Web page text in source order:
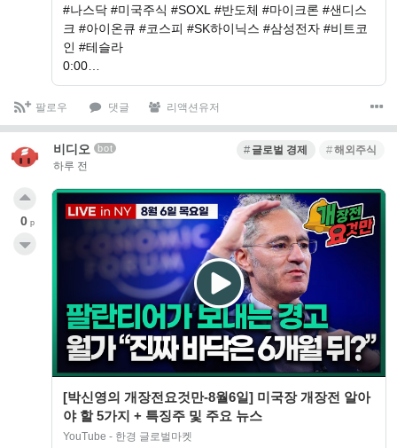
#나스닥 #미국주식 #SOXL #반도체 #마이크론 #샌디스
크 #아이온큐 #코스피 #SK하이닉스 #삼성전자 #비트코
인 #테슬라
0:00…
팔로우 댓글 리액션유저
비디오 bot
하루 전
글로벌 경제 해외주식
[박신영의 개장전요것만-8월6일] 미국장 개장전 알아
야 할 5가지 + 특징주 및 주요 뉴스
YouTube - 한경 글로벌마켓
0 p